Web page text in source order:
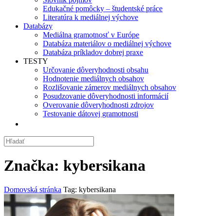
Edukačné pomôcky – študentské práce
Literatúra k mediálnej výchove
Databázy
Mediálna gramotnosť v Európe
Databáza materiálov o mediálnej výchove
Databáza príkladov dobrej praxe
TESTY
Určovanie dôveryhodnosti obsahu
Hodnotenie mediálnych obsahov
Rozlišovanie zámerov mediálnych obsahov
Posudzovanie dôveryhodnosti informácií
Overovanie dôveryhodnosti zdrojov
Testovanie dátovej gramotnosti
Značka: kybersikana
Domovská stránka Tag: kybersikana